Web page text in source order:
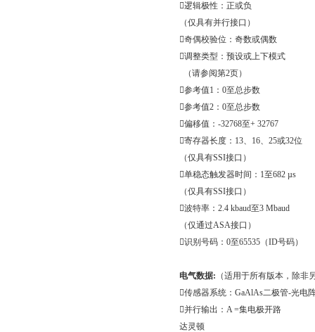
逻辑极性：正或负
（仅具有并行接口）
奇偶校验位：奇数或偶数
调整类型：预设或上下模式
（请参阅第2页）
参考值1 ： 0至总步数
参考值2 ： 0至总步数
偏移值： -32768至+ 32767
寄存器长度： 13、 16、 25或32位
（仅具有SSI接口）
单稳态触发器时间： 1至682 µs
（仅具有SSI接口）
波特率： 2.4 kbaud至3 Mbaud
（仅通过ASA接口）
识别号码： 0至65535 （ID号码）
电气数据: （适用于所有版本，除非
传感器系统： GaAlAs二极管-光电
并行输出： A =集电极开路
达灵顿